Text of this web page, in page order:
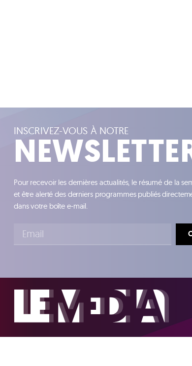
INSCRIVEZ-VOUS À NOTRE
Pour recevoir les dernières actualités, le résumé de la
et être alerté des derniers programmes publiés
dans votre boîte e-mail.